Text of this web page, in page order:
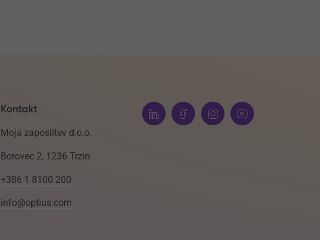
Kontakt
Moja zaposlitev d.o.o.
Borovec 2, 1236 Trzin
+386 1 8100 200
info@optius.com